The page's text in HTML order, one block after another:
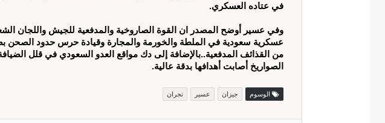
في عتاده العسكري.
وفي عسير أوضح المصدر ان القوة الصاروخية والمدفعية للجيش واللجان
عسكرية سعودية في الملطة والخورمة والمجارة وقيادة حرس حدود الصحن
من القذائف المدفعية..بالإضافة إلى دك مواقع العدو السعودي في قلل
الصواريخ أصابت أهدافها بدقة عالية.
الوسوم جيزان عسير نجران